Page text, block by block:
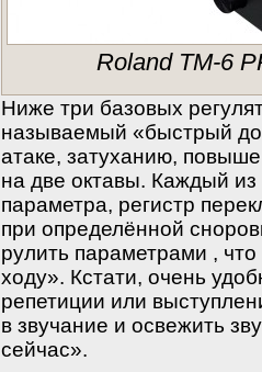
Roland TM-6
Ниже три базовых
называемый «быстрый
атаке, затуханию,
на две октавы. Каждый из
параметра, регистр
при определённой
рулить параметрами ,
ходу». Кстати, очень
репетиции или
в звучание и освежить
сейчас».